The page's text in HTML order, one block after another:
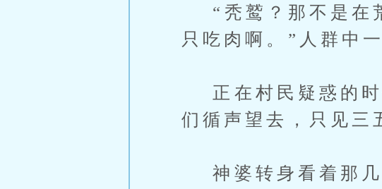
“秃鹫？那不是在
只吃肉啊。”人群中
正在村民疑惑的时
们循声望去，只见三
神婆转身看着那几